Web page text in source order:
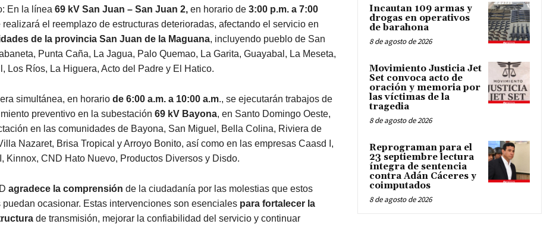
En la línea 69 kV San Juan – San Juan 2,en horario de 3:00 p.m. a 7:00
realizará el reemplazo de estructuras deterioradas, afectando el servicio en
de la provincia San Juan de la Maguana, incluyendo pueblo de San
Punta Caña, La Jagua, Palo Quemao, La Garita, Guayabal, La Meseta,
Los Ríos, La Higuera, Acto del Padre y El Hatico.
simultánea, en horario de 6:00 a.m. a 10:00 a.m., se ejecutarán trabajos de
preventivo en la subestación 69 kV Bayona, en Santo Domingo Oeste,
en las comunidades de Bayona, San Miguel, Bella Colina, Riviera de
Nazaret, Brisa Tropical y Arroyo Bonito, así como en las empresas Caasd I,
Kinnox, CND Hato Nuevo, Productos Diversos y Disdo.
agradece la comprensión de la ciudadanía por las molestias que estos
puedan ocasionar. Estas intervenciones son esenciales para fortalecer la
de transmisión, mejorar la confiabilidad del servicio y continuar
Incautan 109 armas y
drogas en operativos
de barahona
8 de agosto de 2026
Movimiento Justicia Jet
Set convoca acto de
oración y memoria por
las víctimas de la
tragedia
8 de agosto de 2026
Reprograman para el
23 septiembre lectura
íntegra de sentencia
contra Adán Cáceres y
coimputados
8 de agosto de 2026